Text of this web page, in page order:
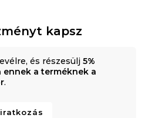
kapsz
és részesülj 5%
ennek a terméknek a
.